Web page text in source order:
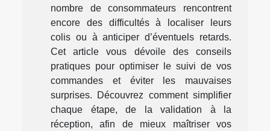
nombre de consommateurs rencontrent
encore des difficultés à localiser leurs
colis ou à anticiper d’éventuels retards.
Cet article vous dévoile des conseils
pratiques pour optimiser le suivi de vos
commandes et éviter les mauvaises
surprises. Découvrez comment simplifier
chaque étape, de la validation à la
réception, afin de mieux maîtriser vos